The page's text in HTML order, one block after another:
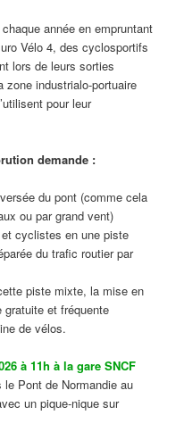
année en empruntant
Vélo 4, des cyclosportifs
lors de leurs sorties
zone industrialo-portuaire
pour leur
demande :
du pont (comme cela
ou par grand vent)
cyclistes en une piste
du trafic routier par
piste mixte, la mise en
gratuite et fréquente
de vélos.
à 11h à la gare SNCF
Pont de Normandie au
un pique-nique sur